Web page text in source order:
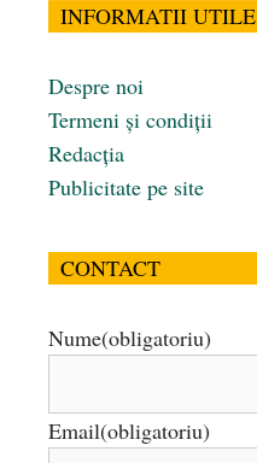
INFORMATII UTILE
Despre noi
Termeni și condiții
Redacția
Publicitate pe site
CONTACT
Nume(obligatoriu)
Email(obligatoriu)